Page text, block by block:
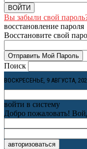
Вы забыли свой
восстановление пароля
Восстановите свой
Поиск
ВОСКРЕСЕНЬЕ, 9 АВГУСТА,
войти в систему
Добро пожаловать!